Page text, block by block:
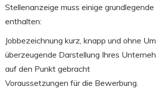
Stellenanzeige muss einige
enthalten:
Jobbezeichnung kurz, knapp und ohne
überzeugende Darstellung Ihres
auf den Punkt gebracht
Voraussetzungen für die Bewerbung.